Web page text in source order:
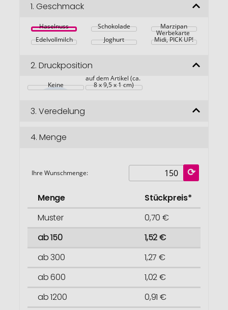
Bildgalerie
1. Geschmack
Haselnuss Schokolade
Marzipan
Edelvollmilch
Joghurt
Werbekarte
Midi, PICK UP!
2. Druckposition
Keine
auf dem Artikel (ca.
8 x 9,5 x 1 cm)
3. Veredelung
4. Menge
Ihre Wunschmenge:
Menge
Stückpreis*
Muster
0,70 €
ab 150
1,52 €
ab 300
1,27 €
ab 600
1,02 €
ab 1200
0,91 €